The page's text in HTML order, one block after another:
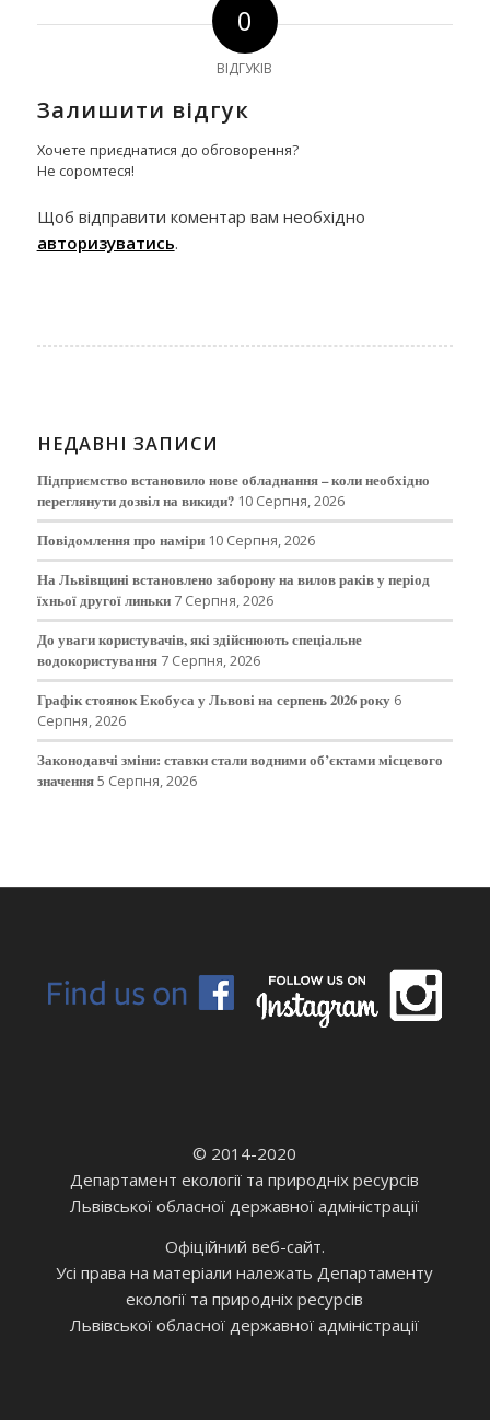
0
ВІДГУКІВ
Залишити відгук
Хочете приєднатися до обговорення?
Не соромтеся!
Щоб відправити коментар вам необхідно
авторизуватись.
НЕДАВНІ ЗАПИСИ
Підприємство встановило нове обладнання – коли необхідно
переглянути дозвіл на викиди? 10 Серпня, 2026
Повідомлення про наміри 10 Серпня, 2026
На Львівщині встановлено заборону на вилов раків у період
їхньої другої линьки 7 Серпня, 2026
До уваги користувачів, які здійснюють спеціальне
водокористування 7 Серпня, 2026
Графік стоянок Екобуса у Львові на серпень 2026 року 6
Серпня, 2026
Законодавчі зміни: ставки стали водними об’єктами місцевого
значення5 Серпня, 2026
© 2014-2020
Департамент екології та природніх ресурсів
Львівської обласної державної адміністрації
Офіційний веб-сайт.
Усі права на матеріали належать Департаменту
екології та природніх ресурсів
Львівської обласної державної адміністрації